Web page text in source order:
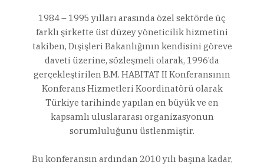
1984 – 1995 yılları arasında özel sektörde üç
farklı şirkette üst düzey yöneticilik hizmetini
takiben, Dışişleri Bakanlığının kendisini göreve
daveti üzerine, sözleşmeli olarak, 1996’da
gerçekleştirilen B.M. HABITAT II Konferansının
Konferans Hizmetleri Koordinatörü olarak
Türkiye tarihinde yapılan en büyük ve en
kapsamlı uluslararası organizasyonun
sorumluluğunu üstlenmiştir.
Bu konferansın ardından 2010 yılı başına kadar,